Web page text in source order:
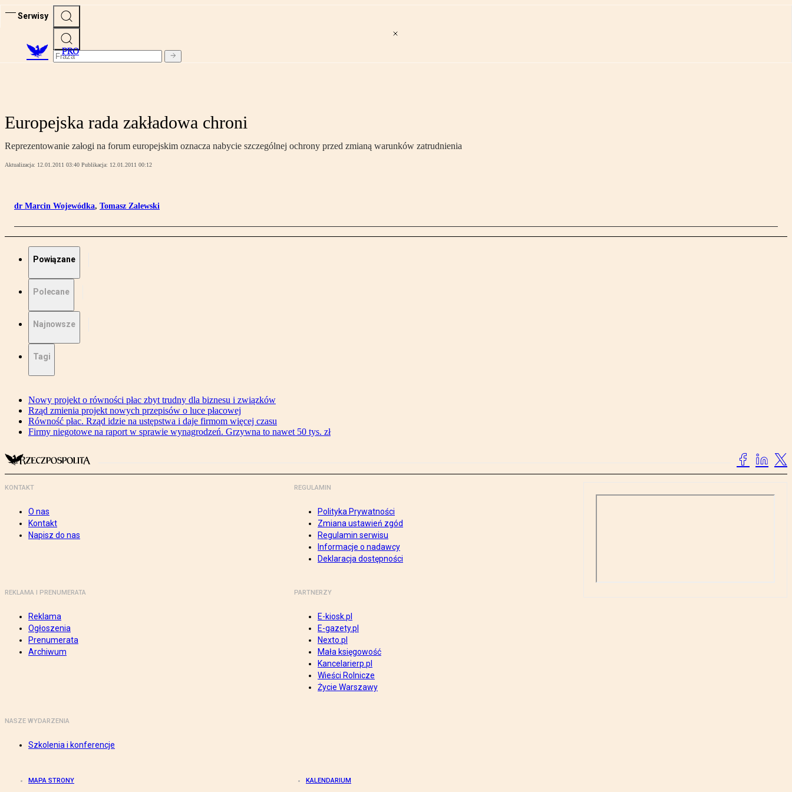
Serwisy
PRO
Europejska rada zakładowa chroni
Reprezentowanie załogi na forum europejskim oznacza nabycie szczególnej ochrony przed zmianą warunków zatrudnienia
Aktualizacja: 12.01.2011 03:40 Publikacja: 12.01.2011 00:12
dr Marcin Wojewódka, Tomasz Zalewski
Powiązane
Polecane
Najnowsze
Tagi
Nowy projekt o równości płac zbyt trudny dla biznesu i związków
Rząd zmienia projekt nowych przepisów o luce płacowej
Równość płac. Rząd idzie na ustępstwa i daje firmom więcej czasu
Firmy niegotowe na raport w sprawie wynagrodzeń. Grzywna to nawet 50 tys. zł
KONTAKT
O nas
Kontakt
Napisz do nas
REGULAMIN
Polityka Prywatności
Zmiana ustawień zgód
Regulamin serwisu
Informacje o nadawcy
Deklaracja dostępności
REKLAMA I PRENUMERATA
Reklama
Ogłoszenia
Prenumerata
Archiwum
PARTNERZY
E-kiosk.pl
E-gazety.pl
Nexto.pl
Mała księgowość
Kancelarierp.pl
Wieści Rolnicze
Życie Warszawy
NASZE WYDARZENIA
Szkolenia i konferencje
MAPA STRONY KALENDARIUM